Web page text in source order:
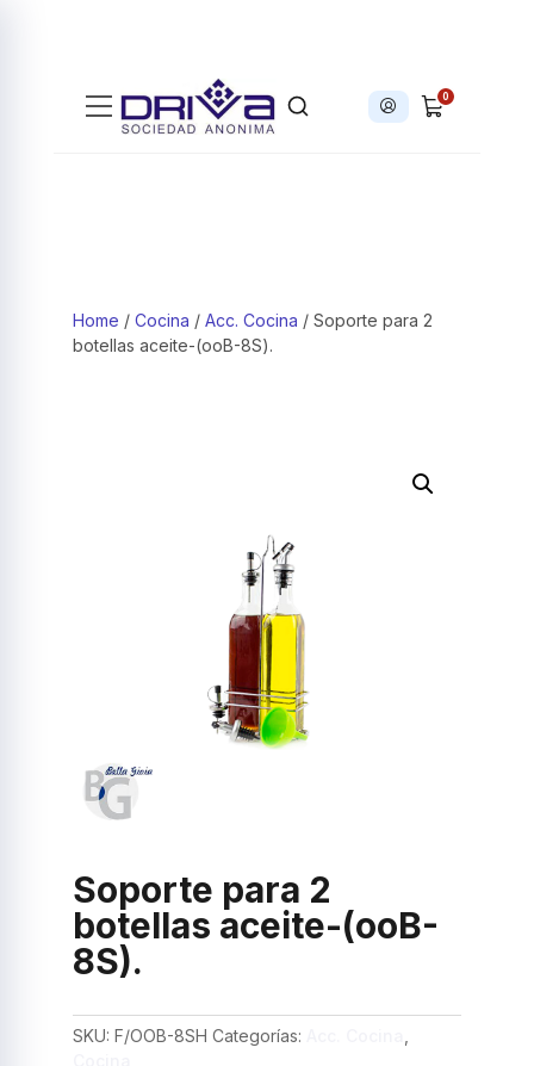
Iniciar sesión
0
Home / Cocina / Acc. Cocina / Soporte para 2
botellas aceite-(ooB-8S).
Soporte para 2
botellas aceite-(ooB-
8S).
SKU: F/OOB-8SH Categorías: